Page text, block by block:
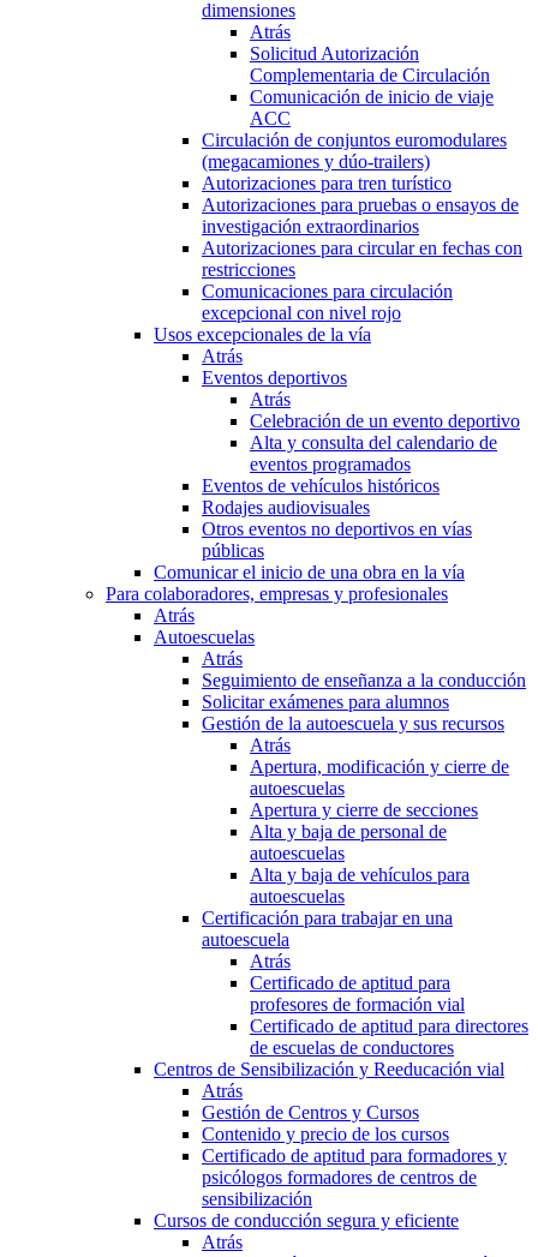
dimensiones
Atrás
Solicitud Autorización
Complementaria de Circulación
Comunicación de inicio de viaje
ACC
Circulación de conjuntos euromodulares
(megacamiones y dúo-trailers)
Autorizaciones para tren turístico
Autorizaciones para pruebas o ensayos de
investigación extraordinarios
Autorizaciones para circular en fechas con
restricciones
Comunicaciones para circulación
excepcional con nivel rojo
Usos excepcionales de la vía
Atrás
Eventos deportivos
Atrás
Celebración de un evento deportivo
Alta y consulta del calendario de
eventos programados
Eventos de vehículos históricos
Rodajes audiovisuales
Otros eventos no deportivos en vías
públicas
Comunicar el inicio de una obra en la vía
Para colaboradores, empresas y profesionales
Atrás
Autoescuelas
Atrás
Seguimiento de enseñanza a la conducción
Solicitar exámenes para alumnos
Gestión de la autoescuela y sus recursos
Atrás
Apertura, modificación y cierre de
autoescuelas
Apertura y cierre de secciones
Alta y baja de personal de
autoescuelas
Alta y baja de vehículos para
autoescuelas
Certificación para trabajar en una
autoescuela
Atrás
Certificado de aptitud para
profesores de formación vial
Certificado de aptitud para directores
de escuelas de conductores
Centros de Sensibilización y Reeducación vial
Atrás
Gestión de Centros y Cursos
Contenido y precio de los cursos
Certificado de aptitud para formadores y
psicólogos formadores de centros de
sensibilización
Cursos de conducción segura y eficiente
Atrás